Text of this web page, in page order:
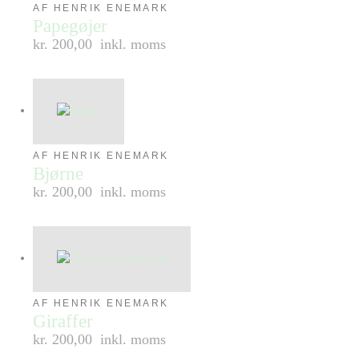
AF HENRIK ENEMARK
Papegøjer
kr. 200,00 inkl. moms
AF HENRIK ENEMARK
Bjørne
kr. 200,00 inkl. moms
AF HENRIK ENEMARK
Giraffer
kr. 200,00 inkl. moms